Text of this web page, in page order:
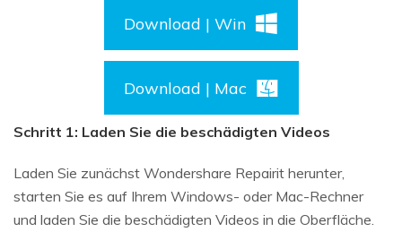
Download | Win
Download | Mac
Schritt 1: Laden Sie die beschädigten Videos
Laden Sie zunächst Wondershare Repairit herunter,
starten Sie es auf Ihrem Windows- oder Mac-Rechner
und laden Sie die beschädigten Videos in die Oberfläche.